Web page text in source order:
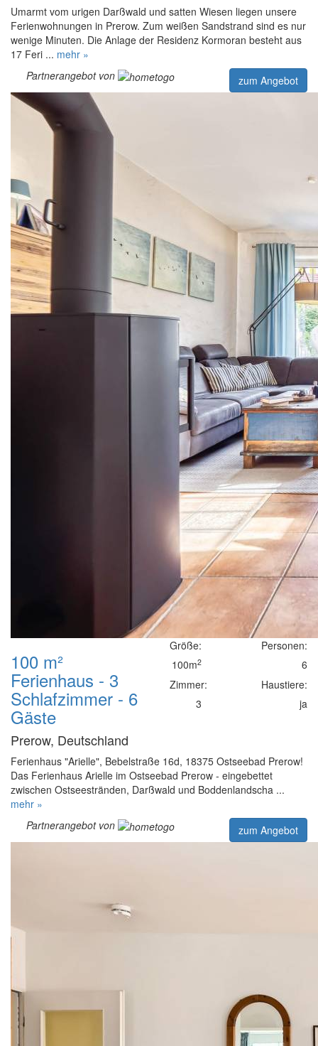
Umarmt vom urigen Darßwald und satten Wiesen liegen unsere
Ferienwohnungen in Prerow. Zum weißen Sandstrand sind es nur
wenige Minuten. Die Anlage der Residenz Kormoran besteht aus
17 Feri ... mehr »
Partnerangebot von
zum Angebot
100 m²
Ferienhaus - 3
Schlafzimmer - 6
Gäste
Prerow, Deutschland
Größe:
100m2
Zimmer:
3
Personen:
6
Haustiere:
ja
Ferienhaus "Arielle", Bebelstraße 16d, 18375 Ostseebad Prerow!
Das Ferienhaus Arielle im Ostseebad Prerow - eingebettet
zwischen Ostseestränden, Darßwald und Boddenlandscha ...
mehr »
Partnerangebot von
zum Angebot